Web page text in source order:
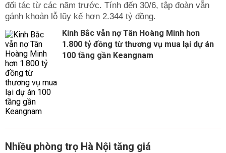
đối tác từ các năm trước. Tính đến 30/6, tập đoàn vẫn
gánh khoản lỗ lũy kế hơn 2.344 tỷ đồng.
Kinh Bắc vẫn nợ Tân Hoàng Minh hơn
1.800 tỷ đồng từ thương vụ mua lại dự án
100 tầng gần Keangnam
Nhiều phòng trọ Hà Nội tăng giá